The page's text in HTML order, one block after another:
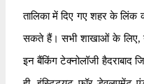
तालिका में दिए गए शहर के
सकते हैं। सभी शाखाओं के लिए,
इन बैंकिंग टेक्नोलॉजी